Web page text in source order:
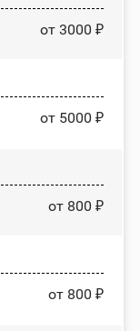
от 3000 ₽
от 5000 ₽
от 800 ₽
от 800 ₽